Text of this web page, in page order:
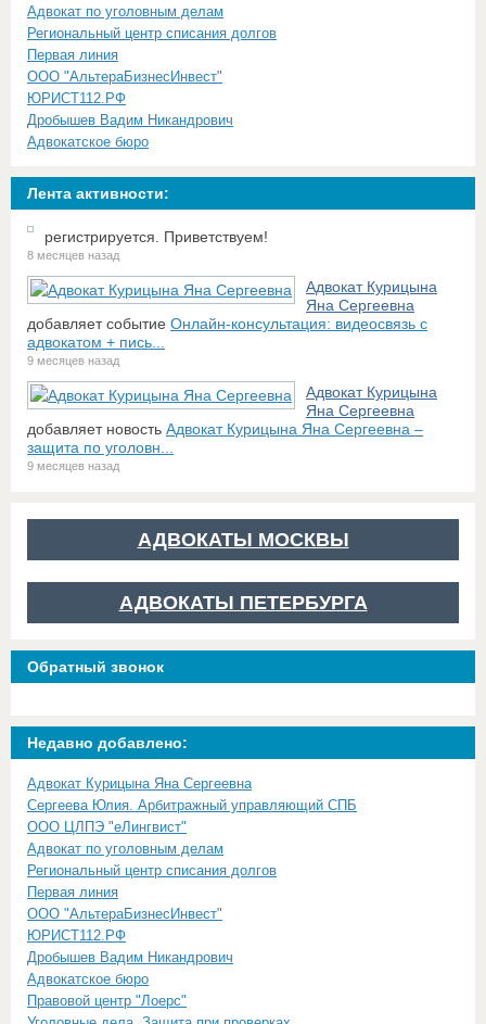
Адвокат по уголовным делам
Региональный центр списания долгов
Первая линия
ООО "АльтераБизнесИнвест"
ЮРИСТ112.РФ
Дробышев Вадим Никандрович
Адвокатское бюро
Лента активности:
регистрируется. Приветствуем!
8 месяцев назад
Адвокат Курицына
Яна Сергеевна
добавляет событие Онлайн-консультация: видеосвязь с
адвокатом + пись...
9 месяцев назад
Адвокат Курицына
Яна Сергеевна
добавляет новость Адвокат Курицына Яна Сергеевна –
защита по уголовн...
9 месяцев назад
АДВОКАТЫ МОСКВЫ
АДВОКАТЫ ПЕТЕРБУРГА
Обратный звонок
Недавно добавлено:
Адвокат Курицына Яна Сергеевна
Сергеева Юлия. Арбитражный управляющий СПБ
ООО ЦЛПЭ "еЛингвист"
Адвокат по уголовным делам
Региональный центр списания долгов
Первая линия
ООО "АльтераБизнесИнвест"
ЮРИСТ112.РФ
Дробышев Вадим Никандрович
Адвокатское бюро
Правовой центр "Лоерс"